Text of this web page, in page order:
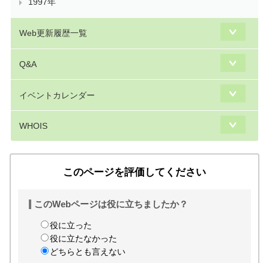
1997年
Web更新履歴一覧
Q&A
イベントカレンダー
WHOIS
このページを評価してください
このWebページは役に立ちましたか？
役に立った
役に立たなかった
どちらとも言えない